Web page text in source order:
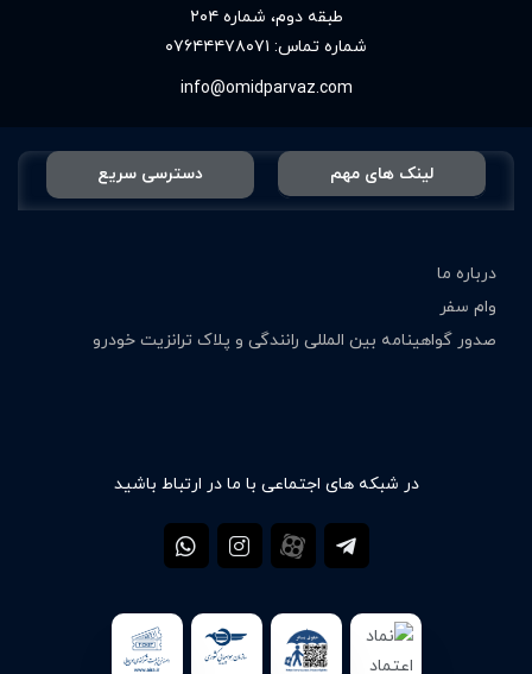
طبقه دوم، شماره ۲۰۴
شماره تماس: ۰۷۶۴۴۴۷۸۰۷۱
info@omidparvaz.com
لینک های مهم دسترسی سریع
درباره ما
وام سفر
صدور گواهینامه بین المللی رانندگی و پلاک ترانزیت خودرو
در شبکه های اجتماعی با ما در ارتباط باشید